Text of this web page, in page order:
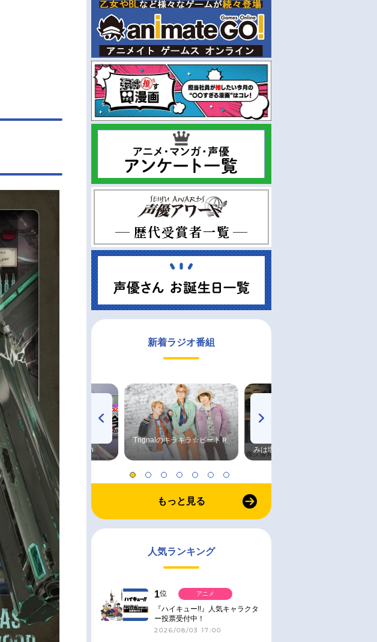
新着ラジオ番組
TVアニメ『戦隊大失格』
radio 大直会 2nd season
Trignalのキラキラ☆ビートＲ
みは塩だけ
もっと見る
人気ランキング
1位
『ハイキュー!!』人気キャラクタ
ー投票受付中！
2026/08/03 17:00
アニメ